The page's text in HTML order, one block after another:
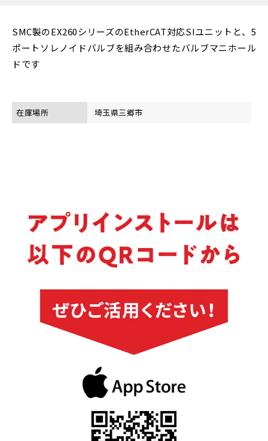
SMC製のEX260シリーズのEtherCAT対応SIユニットと、5
ポートソレノイドバルブを組み合わせたバルブマニホール
ドです
在庫場所 埼玉県三郷市